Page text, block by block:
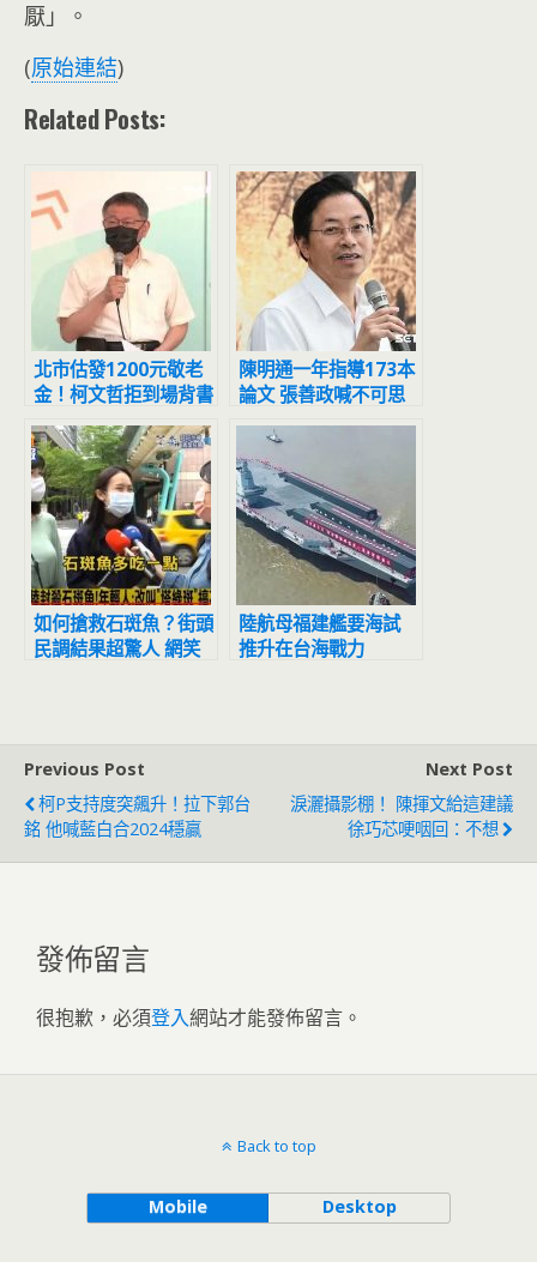
厭」。
(原始連結)
Related Posts:
北市估發1200元敬老
金！柯文哲拒到場背書
黃珊珊代打
陳明通一年指導173本
論文 張善政喊不可思
議：天文數字
如何搶救石斑魚？街頭
民調結果超驚人 網笑
陸航母福建艦要海試
推升在台海戰力
Previous Post
柯P支持度突飆升！拉下郭台
銘 他喊藍白合2024穩贏
Next Post
淚灑攝影棚！ 陳揮文給這建議
徐巧芯哽咽回：不想
發佈留言
很抱歉，必須登入網站才能發佈留言。
Back to top
Mobile Desktop